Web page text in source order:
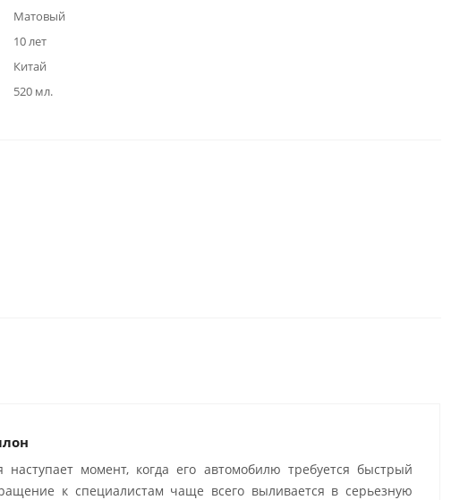
Матовый
10 лет
Китай
520 мл.
момент, когда его автомобилю требуется быстрый
к специалистам чаще всего выливается в серьезную